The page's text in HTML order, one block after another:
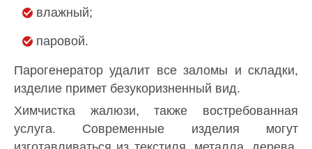
влажный;
паровой.
Парогенератор удалит все заломы и складки,
изделие примет безукоризненный вид.
Химчистка жалюзи, также востребованная
услуга. Современные изделия могут